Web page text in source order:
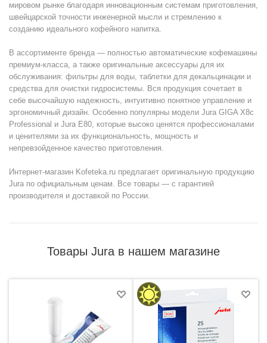
мировом рынке благодаря инновационным системам приготовления,
швейцарской точности инженерной мысли и стремлению к
созданию идеального кофейного напитка.
В ассортименте бренда — полностью автоматические кофемашины
премиум-класса, а также оригинальные аксессуары для их
обслуживания: фильтры для воды, таблетки для декальцинации и
средства для очистки гидросистемы. Вся продукция сочетает в
себе высочайшую надежность, интуитивно понятное управление и
эргономичный дизайн. Особенно популярны модели Jura GIGA X8c
Professional и Jura E80, которые высоко ценятся профессионалами
и ценителями за их функциональность, мощность и
непревзойденное качество приготовления.
Интернет-магазин Kofeteka.ru предлагает оригинальную продукцию
Jura по официальным ценам. Все товары — с гарантией
производителя и доставкой по России.
Товары Jura в нашем магазине